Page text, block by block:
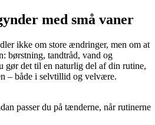
med små vaner
ikke om store ændringer, men om at
børstning, tandtråd, vand og
gør det til en naturlig del af din rutine,
– både i selvtillid og velvære.
passer du på tænderne, når rutinerne